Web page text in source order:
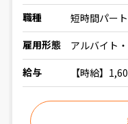
職種
短時間パー
雇用形態
アルバイト
給与
【時給】